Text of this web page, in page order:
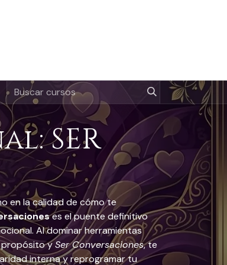
SER
en la calidad de cómo te
es el puente definitivo
Al dominar herramientas
ySer Conversaciones, te
interna y reprogramar tu